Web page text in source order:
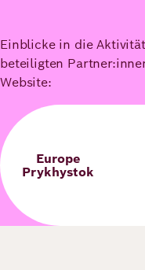
Einblicke in die
beteiligten
Website:
Europe
Prykhystok